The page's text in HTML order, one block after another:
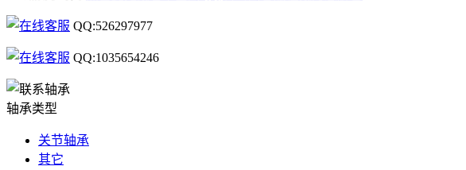
QQ:526297977
QQ:1035654246
轴承类型
关节轴承
其它